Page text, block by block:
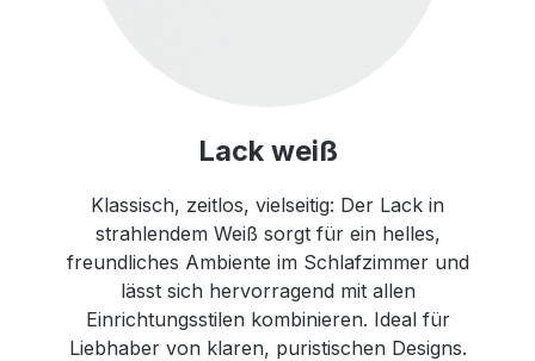
Lack weiß
Klassisch, zeitlos, vielseitig: Der Lack in
strahlendem Weiß sorgt für ein helles,
freundliches Ambiente im Schlafzimmer und
lässt sich hervorragend mit allen
Einrichtungsstilen kombinieren. Ideal für
Liebhaber von klaren, puristischen Designs.